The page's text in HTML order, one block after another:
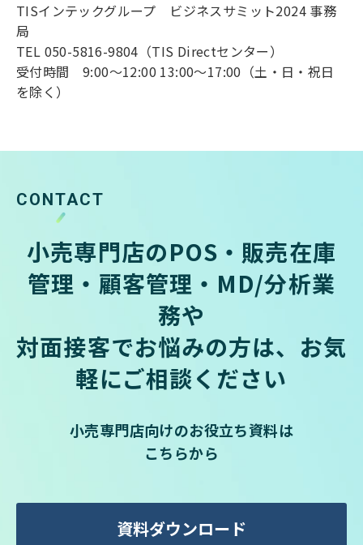
TISインテックグループ ビジネスサミット2024 事務
局
TEL 050-5816-9804（TIS Directセンター）
受付時間 9:00～12:00 13:00～17:00（土・日・祝日
を除く）
CONTACT
小売専門店のPOS・販売在庫
管理・顧客管理・MD/分析業
務や
対面接客でお悩みの方は、お気
軽にご相談ください
小売専門店向けのお役立ち資料は
こちらから
資料ダウンロード